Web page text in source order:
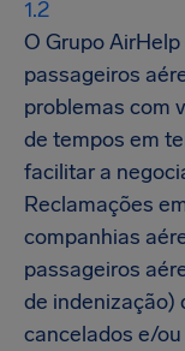
O Grupo
passageiros
problemas com
de tempos em
facilitar a
Reclamações
companhias
passageiros
de indenização)
cancelados e/